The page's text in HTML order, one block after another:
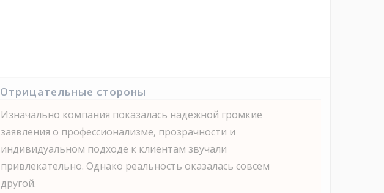
Отрицательные стороны
Изначально компания показалась надежной громкие
заявления о профессионализме, прозрачности и
индивидуальном подходе к клиентам звучали
привлекательно. Однако реальность оказалась совсем
другой.